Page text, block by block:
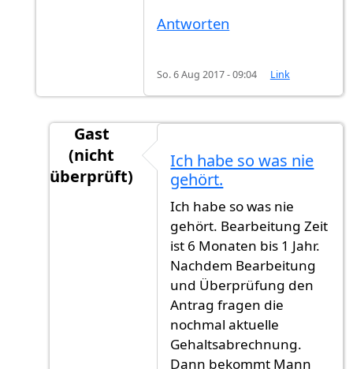
Antworten
So. 6 Aug 2017 - 09:04 Link
Gast
(nicht
überprüft)
Ich habe so was nie
gehört.
Ich habe so was nie
gehört. Bearbeitung Zeit
ist 6 Monaten bis 1 Jahr.
Nachdem Bearbeitung
und Überprüfung den
Antrag fragen die
nochmal aktuelle
Gehaltsabrechnung.
Dann bekommt Mann